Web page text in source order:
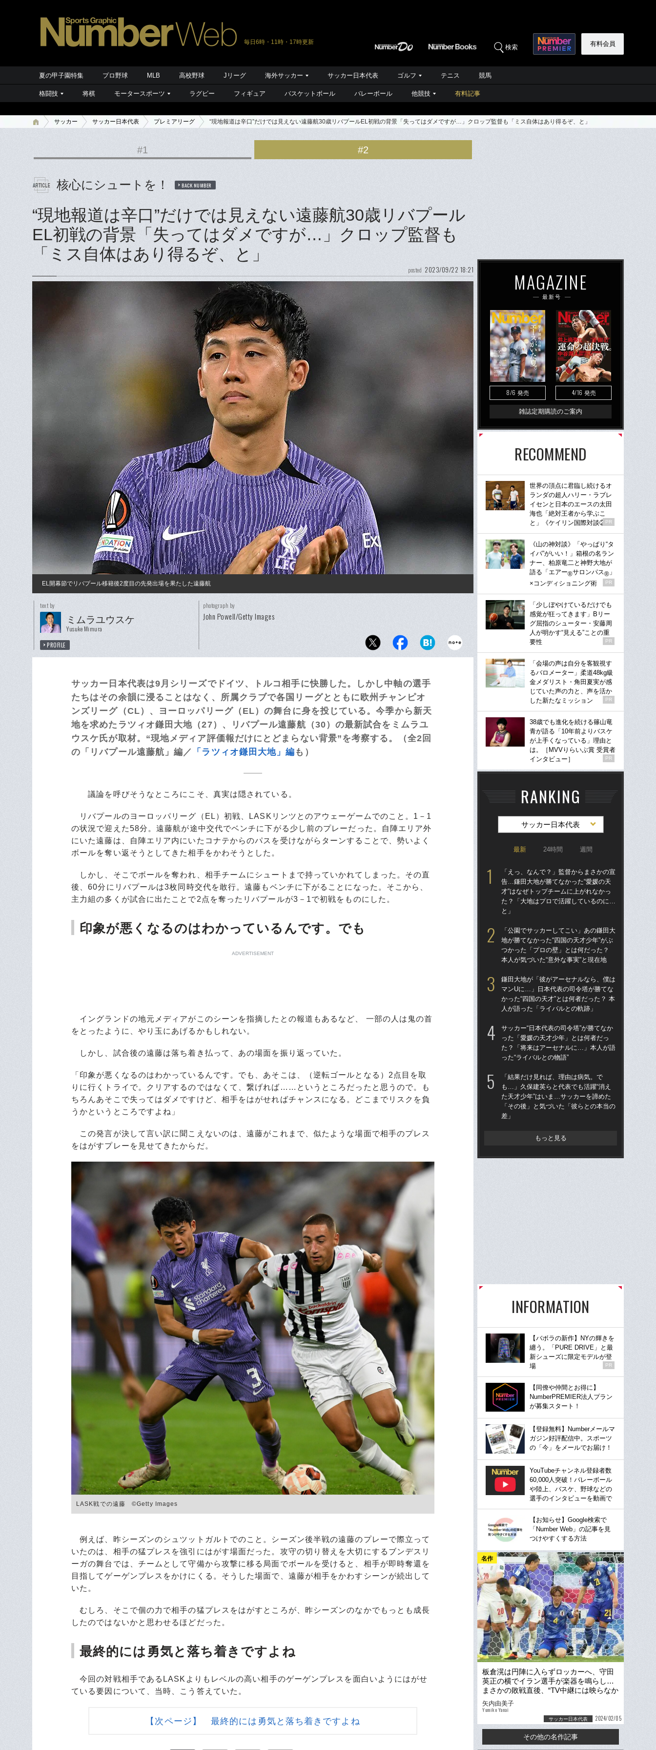
毎日6時・11時・17時更新
検索 有料会員
夏の甲子園特集 プロ野球 MLB 高校野球 Jリーグ 海外サッカー サッカー日本代表 ゴルフ テニス 競馬
格闘技 将棋 モータースポーツ ラグビー フィギュア バスケットボール バレーボール 他競技 有料記事
サッカー サッカー日本代表 プレミアリーグ “現地報道は辛口”だけでは見えない遠藤航30歳リバプールEL初戦の背景「失ってはダメですが…」クロップ監督も「ミス自体はあり得るぞ、と」
#1 #2
核心にシュートを！ BACK NUMBER
“現地報道は辛口”だけでは見えない遠藤航30歳リバプール
EL初戦の背景「失ってはダメですが…」クロップ監督も
「ミス自体はあり得るぞ、と」
posted 2023/09/22 18:21
EL開幕節でリバプール移籍後2度目の先発出場を果たした遠藤航
text by
ミムラユウスケ
Yusuke Mimura
PROFILE
photograph by
John Powell/Getty Images
サッカー日本代表は9月シリーズでドイツ、トルコ相手に快勝した。しかし中軸の選手
たちはその余韻に浸ることはなく、所属クラブで各国リーグとともに欧州チャンピオ
ンズリーグ（CL）、ヨーロッパリーグ（EL）の舞台に身を投じている。今季から新天
地を求めたラツィオ鎌田大地（27）、リバプール遠藤航（30）の最新試合をミムラユ
ウスケ氏が取材。“現地メディア評価報だけにとどまらない背景”を考察する。（全2回
の「リバプール遠藤航」編／
「ラツィオ鎌田大地」編 も）
議論を呼びそうなところにこそ、真実は隠されている。
リバプールのヨーロッパリーグ（EL）初戦、LASKリンツとのアウェーゲームでのこと。1－1
の状況で迎えた58分。遠藤航が途中交代でベンチに下がる少し前のプレーだった。自陣エリア外
にいた遠藤は、自陣エリア内にいたコナテからのパスを受けながらターンすることで、勢いよく
ボールを奪い返そうとしてきた相手をかわそうとした。
しかし、そこでボールを奪われ、相手チームにシュートまで持っていかれてしまった。その直
後、60分にリバプールは3枚同時交代を敢行。遠藤もベンチに下がることになった。そこから、
主力組の多くが試合に出たことで2点を奪ったリバプールが3－1で初戦をものにした。
印象が悪くなるのはわかっているんです。でも
ADVERTISEMENT
イングランドの地元メディアがこのシーンを指摘したとの報道もあるなど、 一部の人は鬼の首
をとったように、やり玉にあげるかもしれない。
しかし、試合後の遠藤は落ち着き払って、あの場面を振り返っていた。
「印象が悪くなるのはわかっているんです。でも、あそこは、（逆転ゴールとなる）2点目を取
りに行くトライで。クリアするのではなくて、繋げれば……というところだったと思うので。も
ちろんあそこで失ってはダメですけど、相手をはがせればチャンスになる。どこまでリスクを負
うかというところですよね」
この発言が決して言い訳に聞こえないのは、遠藤がこれまで、似たような場面で相手のプレス
をはがすプレーを見せてきたからだ。
LASK戦での遠藤 ©Getty Images
例えば、昨シーズンのシュツットガルトでのこと。シーズン後半戦の遠藤のプレーで際立って
いたのは、相手の猛プレスを強引にはがす場面だった。攻守の切り替えを大切にするブンデスリ
ーガの舞台では、チームとして守備から攻撃に移る局面でボールを受けると、相手が即時奪還を
目指してゲーゲンプレスをかけにくる。そうした場面で、遠藤が相手をかわすシーンが続出して
いた。
むしろ、そこで個の力で相手の猛プレスをはがすところが、昨シーズンのなかでもっとも成長
したのではないかと思わせるほどだった。
最終的には勇気と落ち着きですよね
今回の対戦相手であるLASKよりもレベルの高い相手のゲーゲンプレスを面白いようにはがせ
ている要因について、当時、こう答えていた。
【次ページ】 最終的には勇気と落ち着きですよね
MAGAZINE
最新号
8/6 発売 4/16 発売
雑誌定期購読のご案内
RECOMMEND
世界の頂点に君臨し続けるオ
ランダの超人ハリー・ラブレ
イセンと日本のエースの太田
海也「絶対王者から学ぶこ
と」《ケイリン国際対談②》
PR
《山の神対談》「やっぱり“タ
イパ”がいい！」箱根の名ラン
ナー、柏原竜二と神野大地が
語る「エアー®サロンパス® 」
×コンディショニング術
PR
「少しぼやけているだけでも
感覚が狂ってきます」Bリー
グ屈指のシューター・安藤周
人が明かす“見える”ことの重
要性
PR
「会場の声は自分を客観視す
るバロメーター」柔道48kg級
金メダリスト・角田夏実が感
じていた声の力と、声を活か
した新たなミッション
PR
38歳でも進化を続ける篠山竜
青が語る「10年前よりバスケ
が上手くなっている」理由と
は。［MVVりらいぶ賞 受賞者
インタビュー］
PR
RANKING
サッカー日本代表
最新 24時間 週間
「えっ、なんで？」監督からまさかの宣
告…鎌田大地が勝てなかった“愛媛の天
才”はなぜトップチームに上がれなかっ
た？「大地はプロで活躍しているのに…
と」
「公園でサッカーしてこい」あの鎌田大
地が勝てなかった“四国の天才少年”がぶ
つかった「プロの壁」とは何だった？
本人が気づいた“意外な事実”と現在地
鎌田大地が「彼がアーセナルなら、僕は
マンUに…」日本代表の司令塔が勝てな
かった“四国の天才”とは何者だった？ 本
人が語った「ライバルとの軌跡」
サッカー“日本代表の司令塔”が勝てなか
った「愛媛の天才少年」とは何者だっ
た？「将来はアーセナルに…」本人が語
った“ライバルとの物語”
「結果だけ見れば、理由は病気。で
も…」久保建英らと代表でも活躍“消え
た天才少年”はいま…サッカーを諦めた
「その後」と気づいた「彼らとの本当の
差」
もっと見る
INFORMATION
【バボラの新作】NYの輝きを
纏う。「PURE DRIVE」と最
新シューズに限定モデルが登
場
PR
【同僚や仲間とお得に】
NumberPREMIER法人プラン
が募集スタート！
【登録無料】Numberメールマ
ガジン好評配信中。スポーツ
の「今」をメールでお届け！
YouTubeチャンネル登録者数
60,000人突破！バレーボール
や陸上、バスケ、野球などの
選手のインタビューを動画で
【お知らせ】Google検索で
「Number Web」の記事を見
つけやすくする方法
名作
板倉滉は円陣に入らずロッカーへ、守田
英正の横でイラン選手が楽器を鳴らし…
まさかの敗戦直後、“TV中継には映らなか
った”選手の姿
矢内由美子
Yumiko Yanai
サッカー日本代表 2024/02/05
その他の名作記事